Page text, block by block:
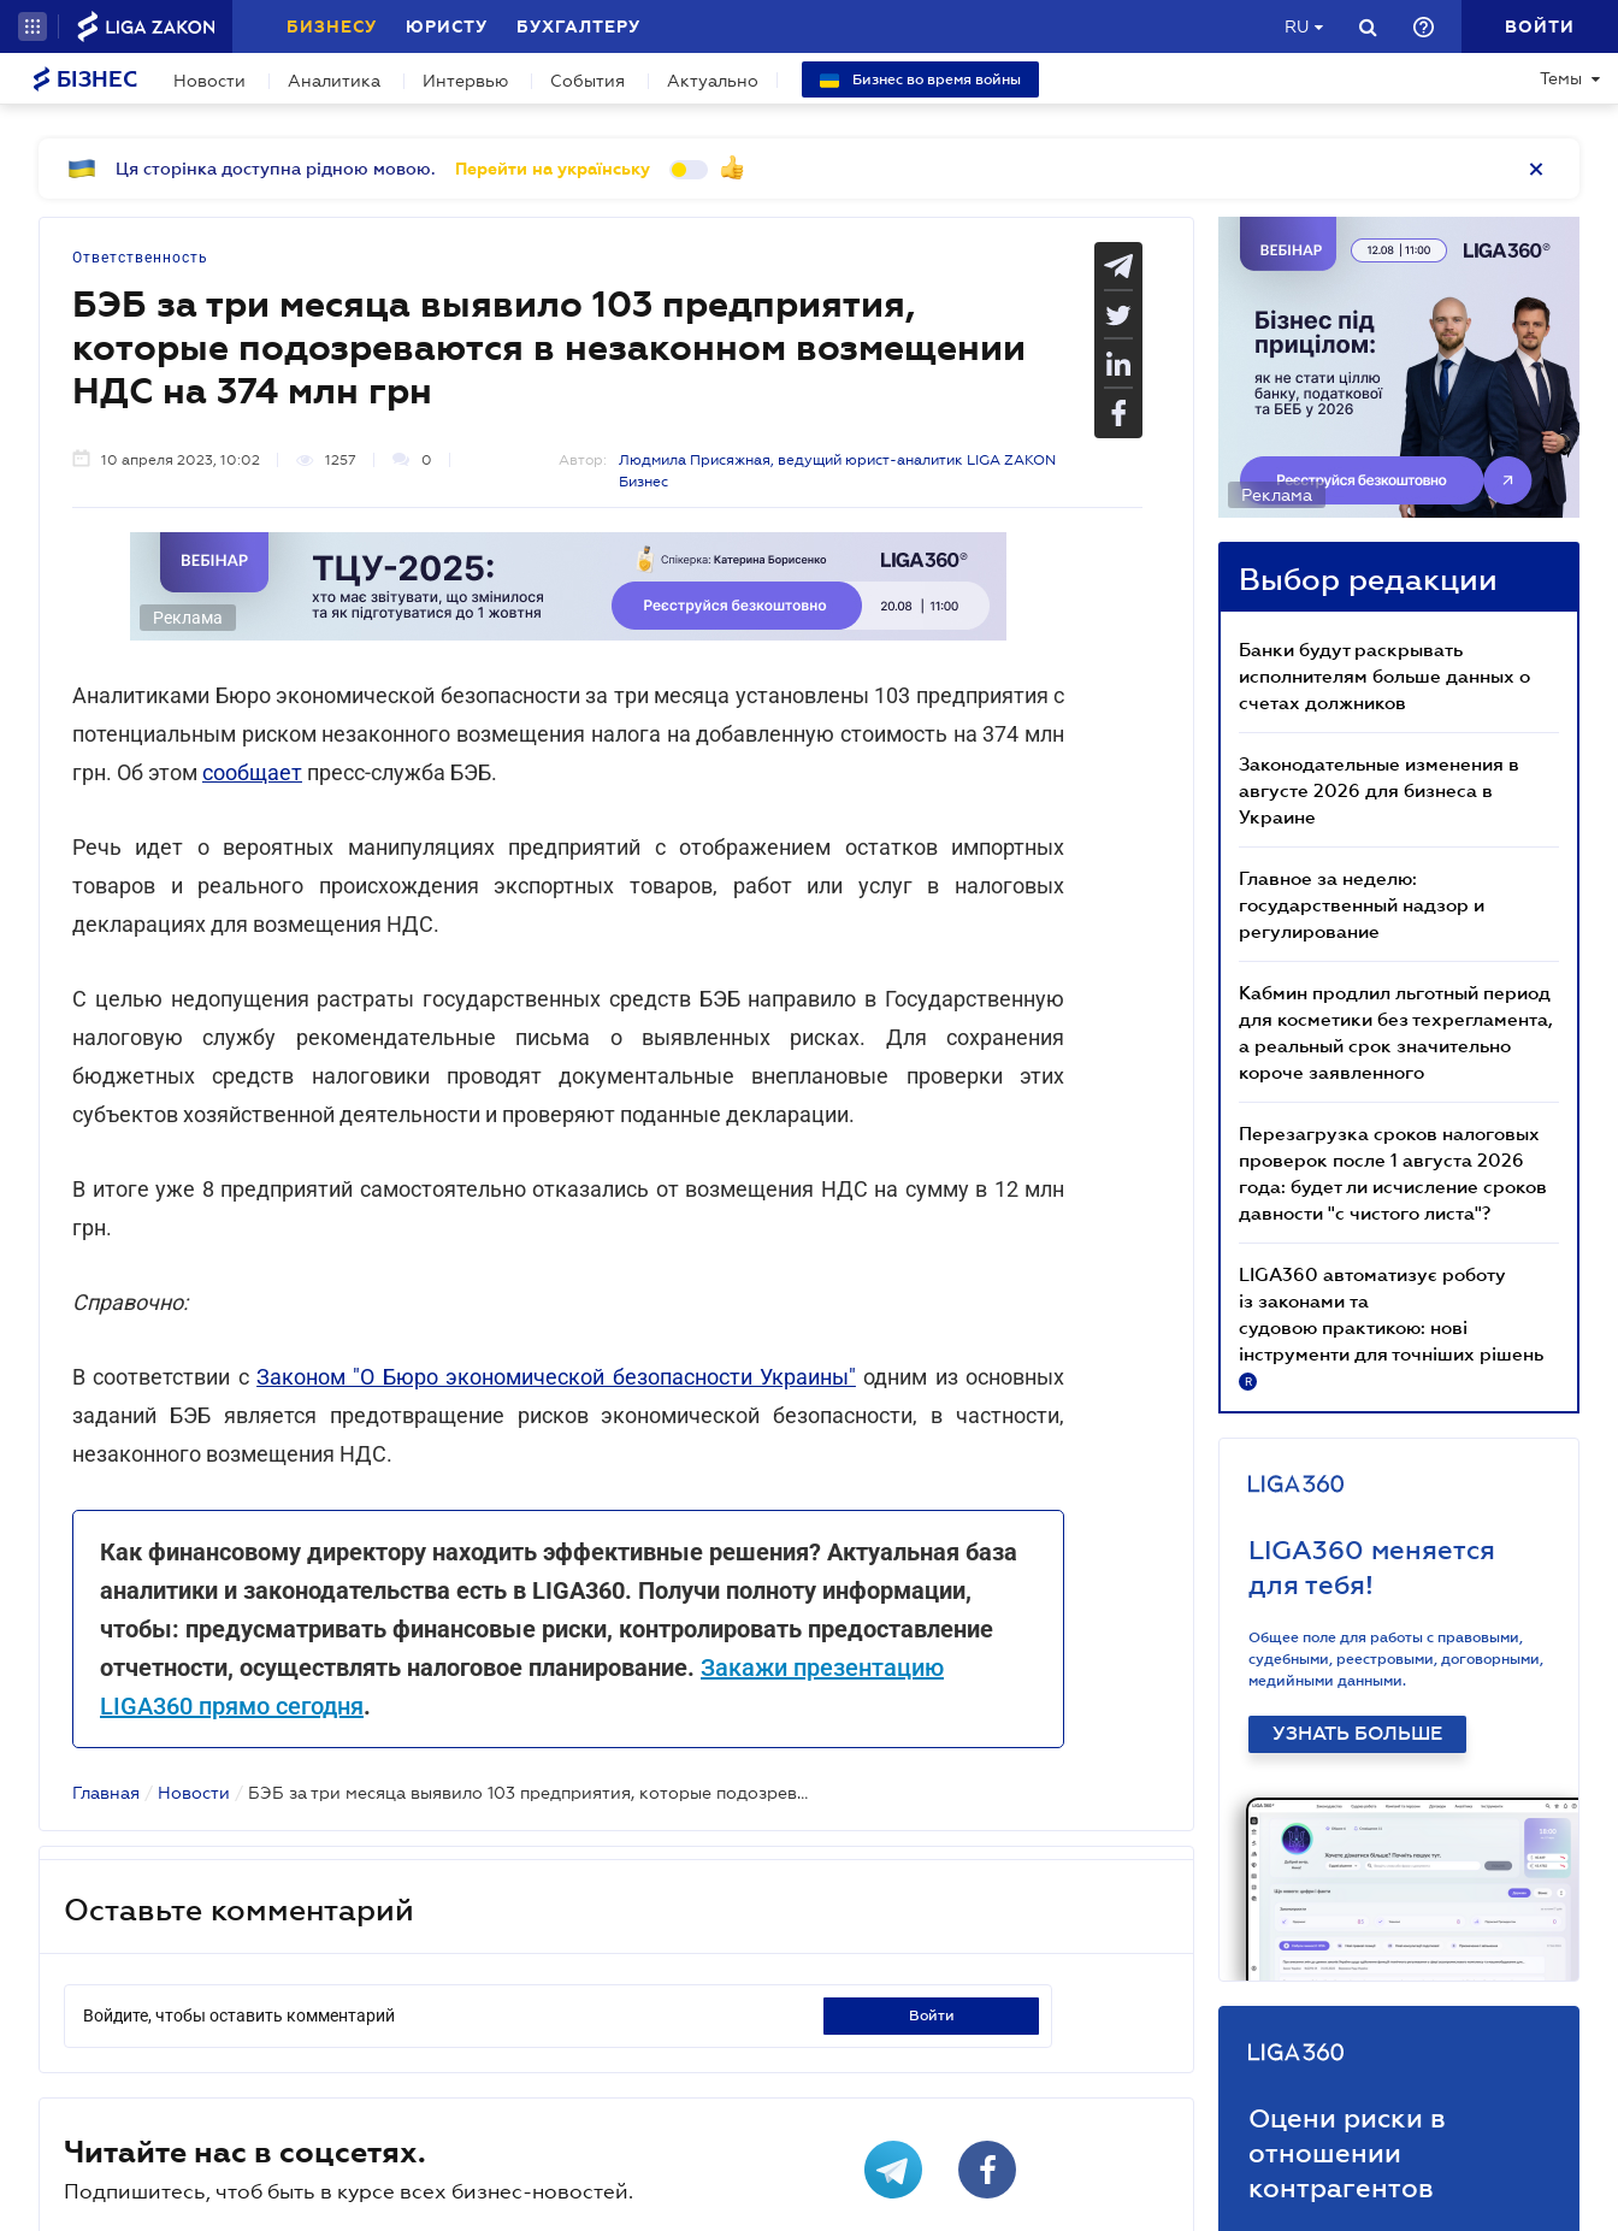
БИЗНЕСУ ЮРИСТУ БУХГАЛТЕРУ RU ВОЙТИ
БІЗНЕС Новости Аналитика Интервью События Актуально Бизнес во время войны Темы
Ця сторінка доступна рідною мовою. Перейти на українську
Ответственность
БЭБ за три месяца выявило 103 предприятия,
которые подозреваются в незаконном возмещении
НДС на 374 млн грн
10 апреля 2023, 10:02 1257 0 Автор:
Людмила Присяжная, ведущий юрист-аналитик LIGA ZAKON
Бизнес
Реклама
Аналитиками Бюро экономической безопасности за три месяца установлены 103 предприятия с
потенциальным риском незаконного возмещения налога на добавленную стоимость на 374 млн
грн. Об этом сообщает пресс-служба БЭБ.
Речь идет о вероятных манипуляциях предприятий с отображением остатков импортных
товаров и реального происхождения экспортных товаров, работ или услуг в налоговых
декларациях для возмещения НДС.
С целью недопущения растраты государственных средств БЭБ направило в Государственную
налоговую службу рекомендательные письма о выявленных рисках. Для сохранения
бюджетных средств налоговики проводят документальные внеплановые проверки этих
субъектов хозяйственной деятельности и проверяют поданные декларации.
В итоге уже 8 предприятий самостоятельно отказались от возмещения НДС на сумму в 12 млн
грн.
Справочно:
В соответствии сЗаконом "О Бюро экономической безопасности Украины" одним из основных
заданий БЭБ является предотвращение рисков экономической безопасности, в частности,
незаконного возмещения НДС.
Как финансовому директору находить эффективные решения? Актуальная база
аналитики и законодательства есть в LIGA360. Получи полноту информации,
чтобы: предусматривать финансовые риски, контролировать предоставление
отчетности, осуществлять налоговое планирование. Закажи презентацию
LIGA360 прямо сегодня.
Главная / Новости / БЭБ за три месяца выявило 103 предприятия, которые подозреваются в незаконном возмещении НДС на 374 млн грн
Оставьте комментарий
Войдите, чтобы оставить комментарий войти
Читайте нас в соцсетях.
Подпишитесь, чтоб быть в курсе всех бизнес-новостей.
Реклама
Выбор редакции
Банки будут раскрывать
исполнителям больше данных о
счетах должников
Законодательные изменения в
августе 2026 для бизнеса в
Украине
Главное за неделю:
государственный надзор и
регулирование
Кабмин продлил льготный период
для косметики без техрегламента,
а реальный срок значительно
короче заявленного
Перезагрузка сроков налоговых
проверок после 1 августа 2026
года: будет ли исчисление сроков
давности "с чистого листа"?
LIGA360 автоматизує роботу
із законами та
судовою практикою: нові
інструменти для точніших рішень
R
LIGA360 меняется
для тебя!
Общее поле для работы с правовыми,
судебными, реестровыми, договорными,
медийными данными.
УЗНАТЬ БОЛЬШЕ
Оцени риски в
отношении
контрагентов